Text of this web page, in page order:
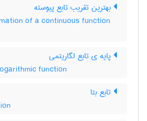
بهترین تقریب تابع پیوسته
of a continuous function
پایه ی تابع لگاریتمی
function
تابع بتا